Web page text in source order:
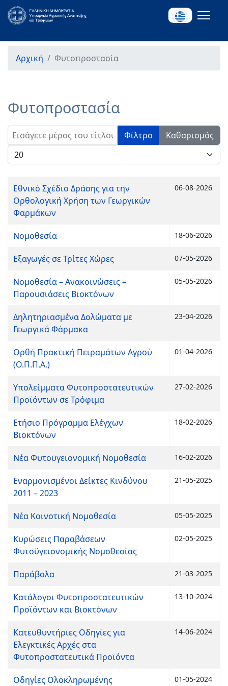
Αρχική Φυτοπροστασία
Φυτοπροστασία
Εισάγετε μέρος του τίτλου. Φίλτρο
Καθαρισμός
Εμφάνιση #
Εθνικό Σχέδιο Δράσης για την
Ορθολογική Χρήση των Γεωργικών
Φαρμάκων
06-08-2026
Νομοθεσία 18-06-2026
Εξαγωγές σε Τρίτες Χώρες 07-05-2026
Νομοθεσία – Ανακοινώσεις –
Παρουσιάσεις Βιοκτόνων
05-05-2026
Δηλητηριασμένα Δολώματα με
Γεωργικά Φάρμακα
23-04-2026
Ορθή Πρακτική Πειραμάτων Αγρού
(Ο.Π.Π.Α.)
01-04-2026
Υπολείμματα Φυτοπροστατευτικών
Προϊόντων σε Τρόφιμα
27-02-2026
Ετήσιο Πρόγραμμα Ελέγχων
Βιοκτόνων
18-02-2026
Νέα Φυτοϋγειονομική Νομοθεσία 16-02-2026
Εναρμονισμένοι Δείκτες Κινδύνου
2011 – 2023
21-05-2025
Νέα Κοινοτική Νομοθεσία 05-05-2025
Κυρώσεις Παραβάσεων
Φυτοϋγειονομικής Νομοθεσίας
02-05-2025
Παράβολα 21-03-2025
Κατάλογοι Φυτοπροστατευτικών
Προϊόντων και Βιοκτόνων
13-10-2024
Κατευθυντήριες Οδηγίες για
Ελεγκτικές Αρχές στα
Φυτοπροστατευτικά Προϊόντα
14-06-2024
Οδηγίες Ολοκληρωμένης
01-05-2024